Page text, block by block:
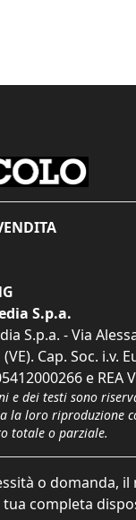
S.p.a.
S.p.a. - Via
Cap. Soc. i.v.
e REA
e dei testi sono
la loro riproduzione
totale o parziale.
o domanda, il
completa